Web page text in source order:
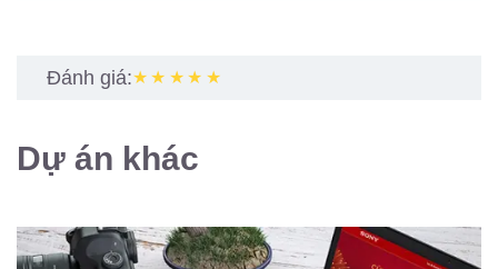
Đánh giá:★★★★★
Dự án khác